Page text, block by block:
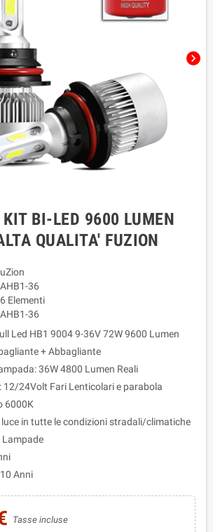
chevron_right
BI-LED 9600 LUMEN
QUALITA' FUZION
36
Elementi
36
Led HB1 9004 9-36V 72W 9600 Lumen
+ Abbagliante
36W 4800 Lumen Reali
12/24Volt Fari Lenticolari e parabola
6000K
in tutte le condizioni stradali/climatiche
Lampade
Anni
Tasse incluse